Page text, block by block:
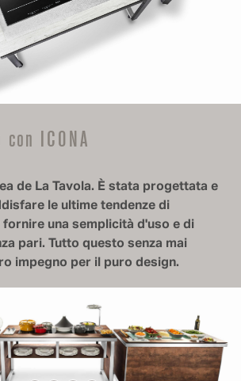
ICONA
de La Tavola. È stata progettata e
le ultime tendenze di
una semplicità d'uso e di
pari. Tutto questo senza mai
impegno per il puro design.